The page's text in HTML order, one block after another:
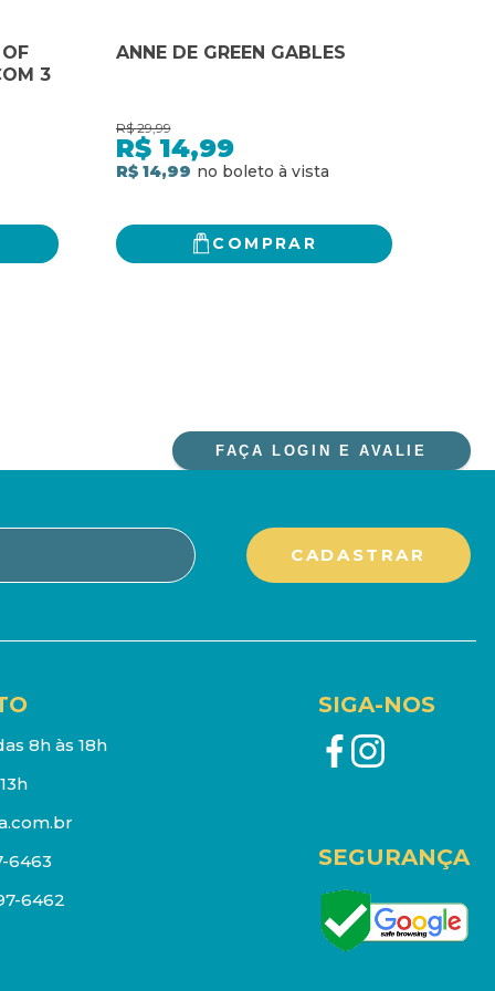
3
ANNE DE GREEN GABLES
R$ 29,99
R$ 14,99
R$ 14,99
COMPRAR
FAÇA LOGIN E AVALIE
8h às 18h
6463
6462
SIGA-NOS
SEGURANÇA